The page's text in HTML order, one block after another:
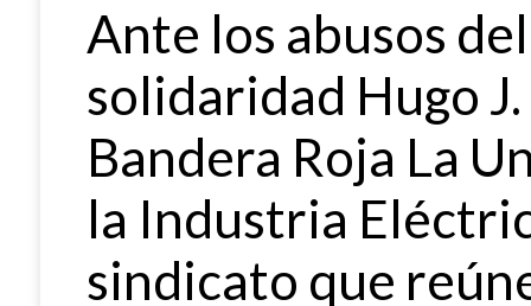
Ante los abusos
solidaridad Hugo
Bandera Roja La
la Industria
sindicato que